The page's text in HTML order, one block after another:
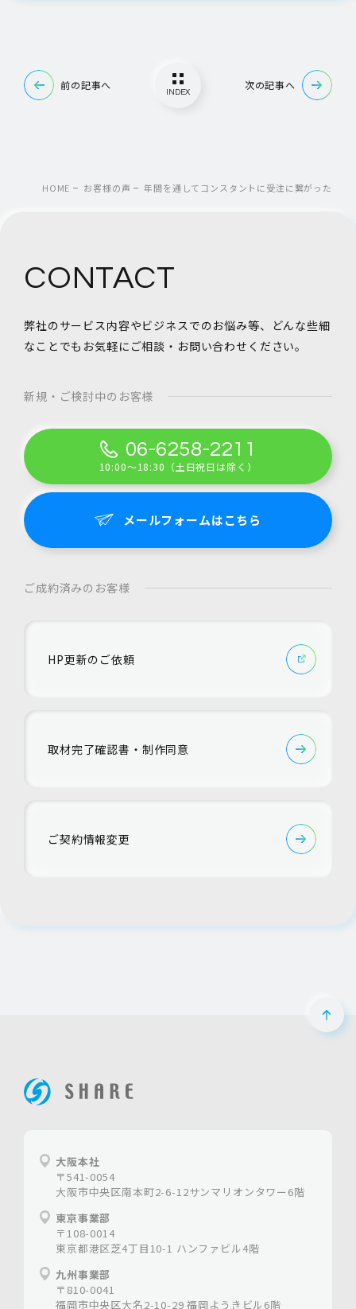
前の記事へ
INDEX
次の記事へ
HOME お客様の声 年間を通してコンスタントに受注に繋がった
CONTACT
弊社のサービス内容やビジネスでのお悩み等、
どんな些細
なことでもお気軽にご相談・お問い合わせください。
新規・ご検討中のお客様
06-6258-2211
10:00～18:30（土日祝日は除く）
メールフォームはこちら
ご成約済みのお客様
HP更新のご依頼
取材完了確認書・制作同意
ご契約情報変更
ペー
大阪本社
〒541-0054
大阪市中央区南本町2-6-12サンマリオンタワー6階
東京事業部
〒108-0014
東京都港区芝4丁目10-1 ハンファビル4階
九州事業部
〒810-0041
福岡市中央区大名2-10-29 福岡ようきビル6階